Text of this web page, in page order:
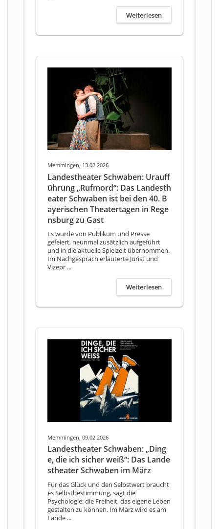
Weiterlesen
Memmingen, 13.02.2026
Landestheater Schwaben: Urauff
ührung „Rufmord“: Das Landesth
eater Schwaben ist bei den 40. B
ayerischen Theatertagen in Rege
nsburg zu Gast
Es wurde von Publikum und Presse
gefeiert, neunmal zusätzlich aufgeführt
und in die aktuelle Spielzeit übernommen.
Im Nachgespräch erläuterte Jurist und
Vizepr ...
Weiterlesen
Memmingen, 09.02.2026
Landestheater Schwaben: „Ding
e, die ich sicher weiß“: Das Lande
stheater Schwaben im März
Für das Glück und den Selbstwert braucht
es Selbstbestimmung, sagt die
Psychologie: die Freiheit, das eigene Leben
gestalten zu können. Im März wird es am
Lande ...